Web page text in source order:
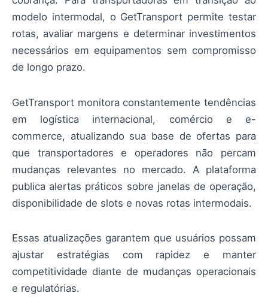
modelo intermodal, o GetTransport permite testar
rotas, avaliar margens e determinar investimentos
necessários em equipamentos sem compromisso
de longo prazo.
GetTransport monitora constantemente tendências
em logística internacional, comércio e e-
commerce, atualizando sua base de ofertas para
que transportadores e operadores não percam
mudanças relevantes no mercado. A plataforma
publica alertas práticos sobre janelas de operação,
disponibilidade de slots e novas rotas intermodais.
Essas atualizações garantem que usuários possam
ajustar estratégias com rapidez e manter
competitividade diante de mudanças operacionais
e regulatórias.